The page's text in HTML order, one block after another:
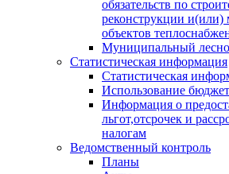
обязательств по
реконструкции и(или)
объектов
Муниципальный
Статистическая информация
Статистическая
Использование
Информация о
льгот,отсрочек и
налогам
Ведомственный контроль
Планы